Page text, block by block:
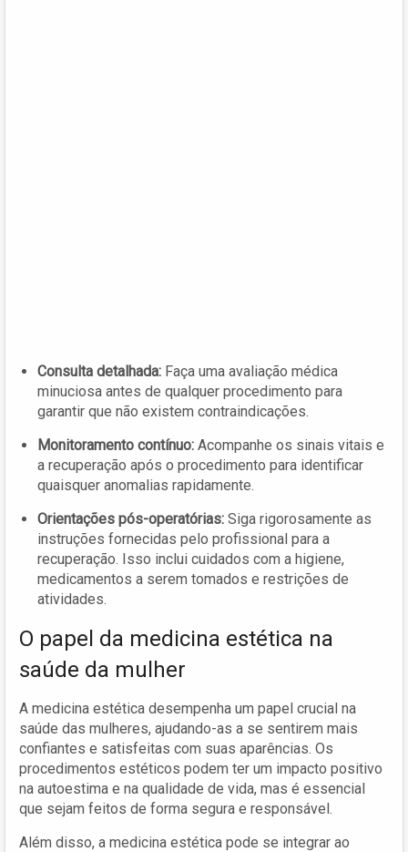
Consulta detalhada: Faça uma avaliação médica
minuciosa antes de qualquer procedimento para
garantir que não existem contraindicações.
Monitoramento contínuo: Acompanhe os sinais vitais e
a recuperação após o procedimento para identificar
quaisquer anomalias rapidamente.
Orientações pós-operatórias: Siga rigorosamente as
instruções fornecidas pelo profissional para a
recuperação. Isso inclui cuidados com a higiene,
medicamentos a serem tomados e restrições de
atividades.
O papel da medicina estética na
saúde da mulher
A medicina estética desempenha um papel crucial na
saúde das mulheres, ajudando-as a se sentirem mais
confiantes e satisfeitas com suas aparências. Os
procedimentos estéticos podem ter um impacto positivo
na autoestima e na qualidade de vida, mas é essencial
que sejam feitos de forma segura e responsável.
Além disso, a medicina estética pode se integrar ao